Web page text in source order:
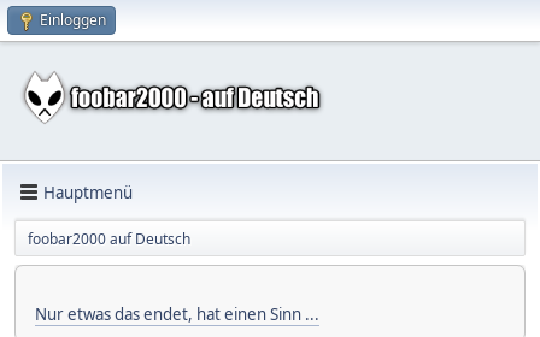
Einloggen
Hauptmenü
foobar2000 auf Deutsch
Nur etwas das endet, hat einen Sinn ...